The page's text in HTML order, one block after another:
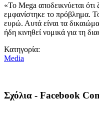
«Το Mega αποδεικνύεται
εμφανίστηκε το πρόβλημα.
ευρώ. Αυτά είναι τα
ήδη κινηθεί νομικά για τη
Κατηγορία:
Media
Σχόλια - Facebook